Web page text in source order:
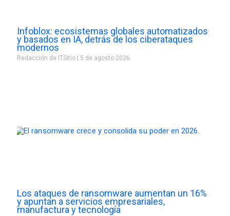
Infoblox: ecosistemas globales automatizados
y basados en IA, detrás de los ciberataques
modernos
Redacción de ITSitio 5 de agosto 2026
Los ataques de ransomware aumentan un 16%
y apuntan a servicios empresariales,
manufactura y tecnología